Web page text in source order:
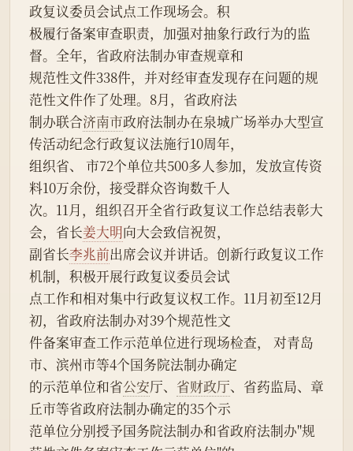
政复议委员会试点工作现场会。积
极履行备案审查职责，加强对抽象行政行为的监
督。全年，省政府法制办审查规章和
规范性文件338件，并对经审查发现存在问题的规
范性文件作了处理。8月，省政府法
制办联合济南市政府法制办在泉城广场举办大型宣
传活动纪念行政复议法施行10周年，
组织省、 市72个单位共500多人参加，发放宣传资
料10万余份，接受群众咨询数千人
次。11月，组织召开全省行政复议工作总结表彰大
会，省长姜大明向大会致信祝贺，
副省长李兆前出席会议并讲话。创新行政复议工作
机制，积极开展行政复议委员会试
点工作和相对集中行政复议权工作。11月初至12月
初，省政府法制办对39个规范性文
件备案审查工作示范单位进行现场检查， 对青岛
市、滨州市等4个国务院法制办确定
的示范单位和省公安厅、 省财政厅、省药监局、章
丘市等省政府法制办确定的35个示
范单位分别授予国务院法制办和省政府法制办"规